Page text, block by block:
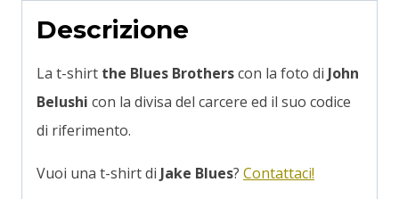
Descrizione
La t-shirt the Blues Brotherscon la foto di John
Belushi con la divisa del carcere ed il suo codice
di riferimento.
Vuoi una t-shirt di Jake Blues? Contattaci!